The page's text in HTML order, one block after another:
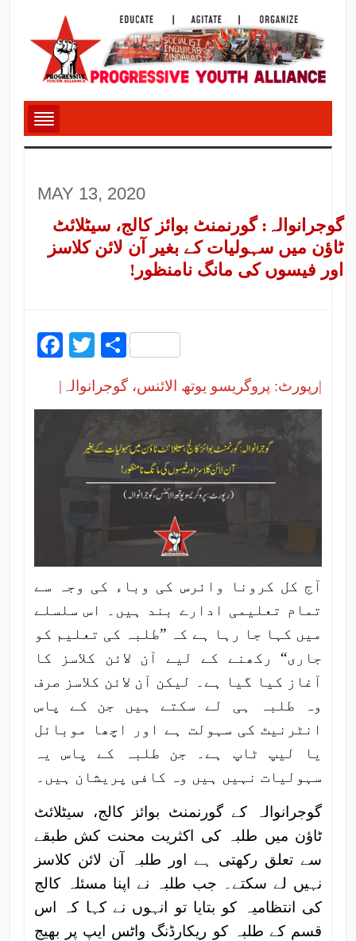
MAY 13, 2020
گوجرانوالہ: گورنمنٹ بوائز کالج، سیٹلائٹ
ٹاؤن میں سہولیات کے بغیر آن لائن کلاسز
اور فیسوں کی مانگ نامنظور!
Facebook
Twitter
Share
|رپورٹ: پروگریسو یوتھ الائنس، گوجرانوالہ|
آج کل کرونا وائرس کی وباء کی وجہ سے
تمام تعلیمی ادارے بند ہیں۔ اس سلسلے
میں کہا جا رہا ہے کہ ”طلبہ کی تعلیم کو
جاری“ رکھنے کے لیے آن لائن کلاسز کا
آغاز کیا گیا ہے۔ لیکن آن لائن کلاسز صرف
وہ طلبہ ہی لے سکتے ہیں جن کے پاس
انٹرنیٹ کی سہولت ہے اور اچھا موبائل
یا لیپ ٹاپ ہے۔ جن طلبہ کے پاس یہ
سہولیات نہیں ہیں وہ کافی پریشان ہیں۔
گوجرانوالہ کے گورنمنٹ بوائز کالج، سیٹلائٹ
ٹاؤن میں طلبہ کی اکثریت محنت کش طبقے
سے تعلق رکھتی ہے اور طلبہ آن لائن کلاسز
نہیں لے سکتے۔ جب طلبہ نے اپنا مسئلہ کالج
کی انتظامیہ کو بتایا تو انہوں نے کہا کہ اس
قسم کے طلبہ کو ریکارڈنگ واٹس ایپ پر بھیج